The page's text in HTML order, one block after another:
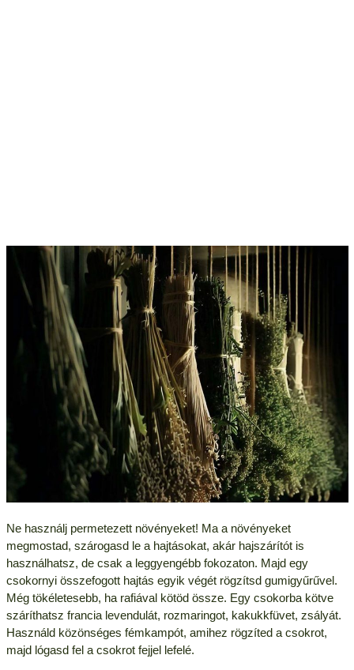
Ne használj permetezett növényeket! Ma a növényeket
megmostad, szárogasd le a hajtásokat, akár hajszárítót is
használhatsz, de csak a leggyengébb fokozaton. Majd egy
csokornyi összefogott hajtás egyik végét rögzítsd gumigyűrűvel.
Még tökéletesebb, ha rafiával kötöd össze. Egy csokorba kötve
száríthatsz francia levendulát, rozmaringot, kakukkfüvet, zsályát.
Használd közönséges fémkampót, amihez rögzíted a csokrot,
majd lógasd fel a csokrot fejjel lefelé.